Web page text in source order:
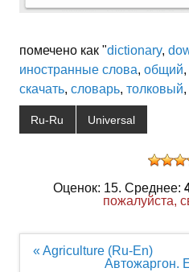
помечено как "dictionary,
иностранные слова, общий,
скачать, словарь, толковый,
Ru-Ru Universal
Оценок: 15. Среднее:
пожалуйста,
Навигация
« Agriculture (Ru-En)
Автожаргон.